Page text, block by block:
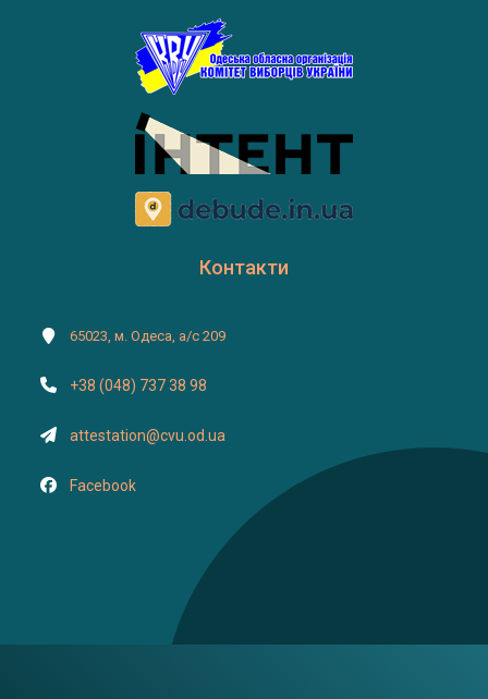
Контакти
65023, м. Одеса, а/с 209
+38 (048) 737 38 98
attestation@cvu.od.ua
Facebook